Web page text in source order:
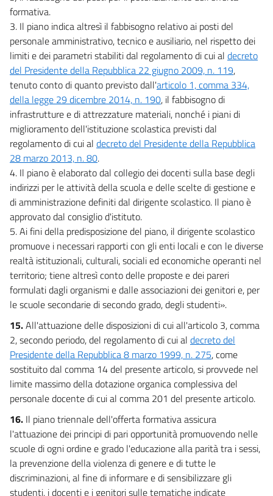
formativa.
3. Il piano indica altresì il fabbisogno relativo ai posti del
personale amministrativo, tecnico e ausiliario, nel rispetto dei
limiti e dei parametri stabiliti dal regolamento di cui al decreto
del Presidente della Repubblica 22 giugno 2009, n. 119,
tenuto conto di quanto previsto dall'articolo 1, comma 334,
della legge 29 dicembre 2014, n. 190, il fabbisogno di
infrastrutture e di attrezzature materiali, nonché i piani di
miglioramento dell'istituzione scolastica previsti dal
regolamento di cui al decreto del Presidente della Repubblica
28 marzo 2013, n. 80.
4. Il piano è elaborato dal collegio dei docenti sulla base degli
indirizzi per le attività della scuola e delle scelte di gestione e
di amministrazione definiti dal dirigente scolastico. Il piano è
approvato dal consiglio d'istituto.
5. Ai fini della predisposizione del piano, il dirigente scolastico
promuove i necessari rapporti con gli enti locali e con le diverse
realtà istituzionali, culturali, sociali ed economiche operanti nel
territorio; tiene altresì conto delle proposte e dei pareri
formulati dagli organismi e dalle associazioni dei genitori e, per
le scuole secondarie di secondo grado, degli studenti».
15.All'attuazione delle disposizioni di cui all'articolo 3, comma
2, secondo periodo, del regolamento di cui al decreto del
Presidente della Repubblica 8 marzo 1999, n. 275, come
sostituito dal comma 14 del presente articolo, si provvede nel
limite massimo della dotazione organica complessiva del
personale docente di cui al comma 201 del presente articolo.
16. Il piano triennale dell'offerta formativa assicura
l'attuazione dei principi di pari opportunità promuovendo nelle
scuole di ogni ordine e grado l'educazione alla parità tra i sessi,
la prevenzione della violenza di genere e di tutte le
discriminazioni, al fine di informare e di sensibilizzare gli
studenti, i docenti e i genitori sulle tematiche indicate